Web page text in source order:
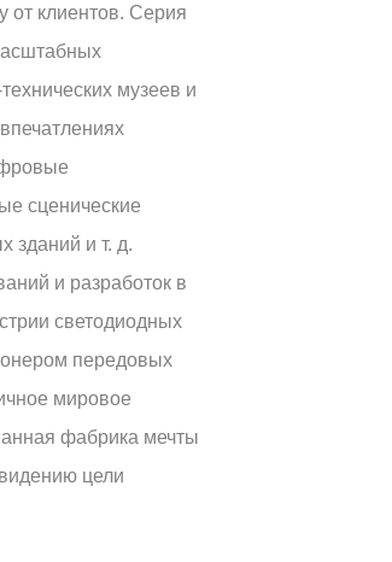
от клиентов. Серия
музеев и
сценические
зданий и т. д.
и разработок в
светодиодных
передовых
мировое
фабрика мечты
цели